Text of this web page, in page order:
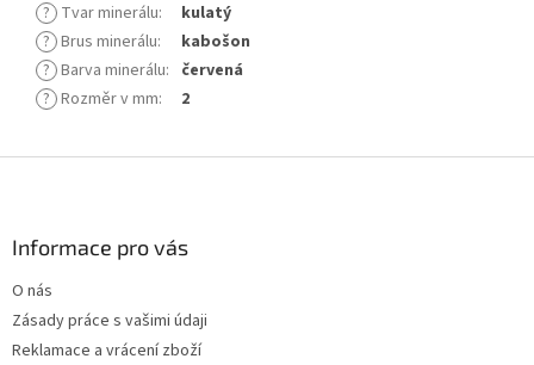
? Tvar minerálu:
kulatý
? Brus minerálu:
kabošon
? Barva minerálu: červená
? Rozměr v mm: 2
Informace pro vás
O nás
Zásady práce s vašimi údaji
Reklamace a vrácení zboží